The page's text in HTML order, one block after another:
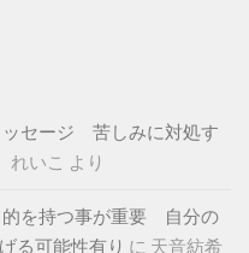
ッセージ 苦しみに対処す
いこ より
を持つ事が重要 自分の
る可能性有り に 天音紡希